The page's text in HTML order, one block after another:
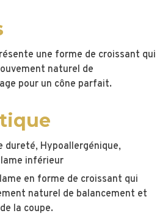
une forme de croissant qui
naturel de
pour un cône parfait.
dureté, Hypoallergénique,
inférieur
en forme de croissant qui
naturel de balancement et
la coupe.